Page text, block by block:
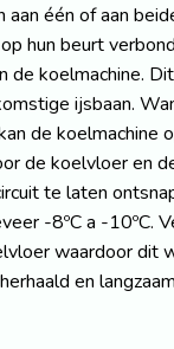
één of aan
hun beurt
de koelmachine.
ijsbaan.
de koelmachine
de koelvloer en
te laten
-8ºC a -10ºC.
waardoor dit
en